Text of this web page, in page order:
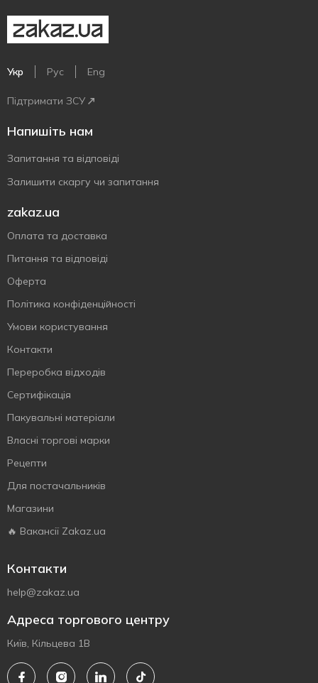
Укр Рус Eng
Підтримати ЗСУ
Напишіть нам
Запитання та відповіді
Залишити скаргу чи запитання
zakaz.ua
Оплата та доставка
Питання та відповіді
Оферта
Політика конфіденційності
Умови користування
Контакти
Переробка відходів
Сертифiкацiя
Пакувальні матеріали
Власнi торговi марки
Рецепти
Для постачальників
Магазини
🔥 Вакансії Zakaz.ua
Контакти
help@zakaz.ua
Адреса торгового центру
Київ, Кільцева 1В